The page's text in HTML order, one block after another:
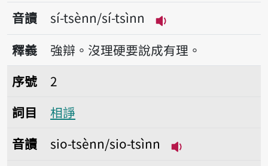
音讀
sí-tsènn/sí-tsìnn
播放音讀sí-tsènn/
釋義
強辯。沒理硬要說成有理。
序號2相諍
序號
2
詞目
相諍
音讀
sio-tsènn/sio-tsìnn